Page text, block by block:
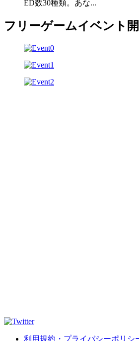
ED数30種類。あな...
フリーゲームイベント開
利用規約・プライバシーポリシ